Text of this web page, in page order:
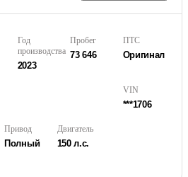
Год
производства
2023
Пробег
73 646
ПТС
Оригинал
VIN
***1706
Привод
Полный
Двигатель
150 л.с.